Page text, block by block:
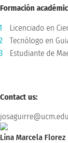
Formación
Licenciado en
Tecnólogo en
Estudiante de
Contact us:
Lina Marcela Florez